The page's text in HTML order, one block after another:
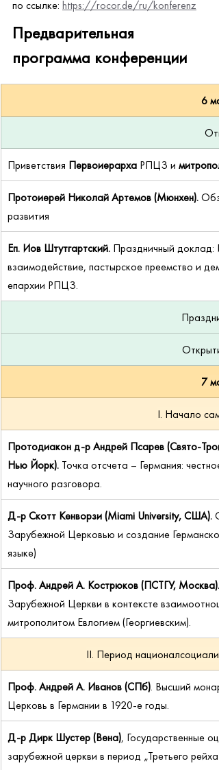
по ссылке: https://rocor.de/ru/konferenz
Предварительная
программа конференции
6
Приветствия Первоиерарха РПЦЗ и
Протоиерей Николай Артемов (Мюнхен).
развития
Еп. Иов Штутгартский. Праздничный
взаимодействие, пастырское преемство и
епархии РПЦЗ.
7
I. Начало
Протодиакон д-р Андрей Псарев (Свято-
Нью Йорк). Точка отсчета – Германия:
научного разговора.
Д-р Скотт Кенворзи (Miami University, США).
Зарубежной Церковью и создание
языке)
Проф. Андрей А. Кострюков (ПСТГУ, Москва).
Зарубежной Церкви в контексте
митрополитом Евлогием (Георгиевским).
II. Период
Проф. Андрей А. Иванов (СПб). Высший
Церковь в Германии в 1920-е годы.
Д-р Дирк Шустер (Вена), Государственные
зарубежной церкви в период „Третьего рейха“